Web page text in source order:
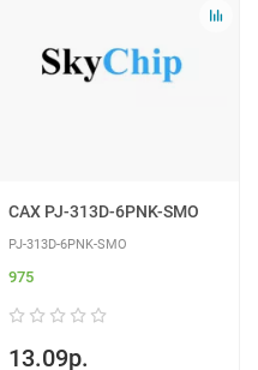
CAX PJ-313D-6PNK-SMO
PJ-313D-6PNK-SMO
975
13.09р.